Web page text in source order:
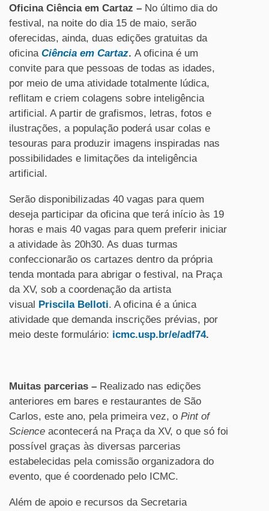
Oficina Ciência em Cartaz – No último dia do
festival, na noite do dia 15 de maio, serão
oferecidas, ainda, duas edições gratuitas da
oficina Ciência em Cartaz. A oficina é um
convite para que pessoas de todas as idades,
por meio de uma atividade totalmente lúdica,
reflitam e criem colagens sobre inteligência
artificial. A partir de grafismos, letras, fotos e
ilustrações, a população poderá usar colas e
tesouras para produzir imagens inspiradas nas
possibilidades e limitações da inteligência
artificial.
Serão disponibilizadas 40 vagas para quem
deseja participar da oficina que terá início às 19
horas e mais 40 vagas para quem preferir iniciar
a atividade às 20h30. As duas turmas
confeccionarão os cartazes dentro da própria
tenda montada para abrigar o festival, na Praça
da XV, sob a coordenação da artista
visual Priscila Belloti. A oficina é a única
atividade que demanda inscrições prévias, por
meio deste formulário: icmc.usp.br/e/adf74.
Muitas parcerias – Realizado nas edições
anteriores em bares e restaurantes de São
Carlos, este ano, pela primeira vez, o Pint of
Science acontecerá na Praça da XV, o que só foi
possível graças às diversas parcerias
estabelecidas pela comissão organizadora do
evento, que é coordenado pelo ICMC.
Além de apoio e recursos da Secretaria